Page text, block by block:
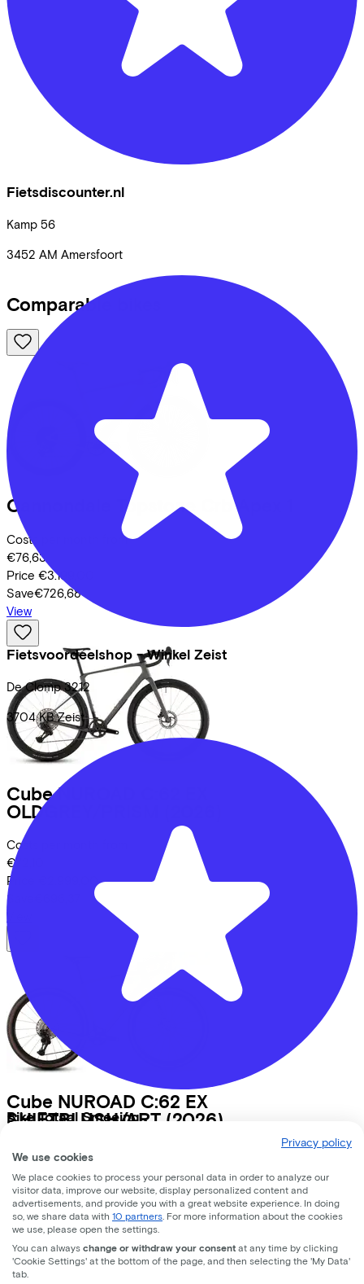
Fietsdiscounter.nl
Kamp 56
3452 AM Amersfoort
Fietsvoordeelshop - Winkel Zeist
De Clomp 3212
3704 KB Zeist
Bike Totaal Smeeing
3762 EC Soest
Comparable bikes
Cannondale Topstone Crb Apex 1
Costs per month from
€76,63
Price €3.199,00
Save€726,68
View
Cube NUROAD C:62 EX
OLDGREY/PRISM
Costs per month from
€72,10
Price
Save
View
Cube NUROAD C:62 EX
SHIFTBLUSH/ART (2026)
Costs per month from
€72,10
Price €2.999,00
Save€696,37
View
Lease a Bike
Privacy policy
We use cookies
We place cookies to process your personal data in order to analyze our
visitor data, improve our website, display personalized content and
advertisements, and provide you with a great website experience. In doing
so, we share data with 10 partners . For more information about the cookies
we use, please open the settings.
You can always change or withdraw your consent at any time by clicking
'Cookie Settings' at the bottom of the page, and then selecting the 'My Data'
tab.